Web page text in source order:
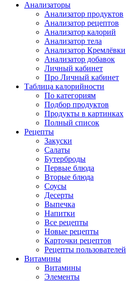
Анализаторы
Анализатор продуктов
Анализатор рецептов
Анализатор калорий
Анализатор тела
Анализатор Кремлёвки
Анализатор добавок
Личный кабинет
Про Личный кабинет
Таблица калорийности
По категориям
Подбор продуктов
Продукты в картинках
Полный список
Рецепты
Закуски
Салаты
Бутерброды
Первые блюда
Вторые блюда
Соусы
Десерты
Выпечка
Напитки
Все рецепты
Новые рецепты
Карточки рецептов
Рецепты пользователей
Витамины
Витамины
Элементы